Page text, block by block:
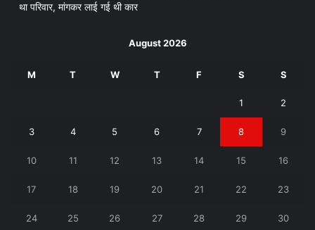
था परिवार, मांगकर लाई गई थी कार
August 2026
M T W T F S S
1 2
3 4 5 6 7 8 9
10 11 12 13 14 15 16
17 18 19 20 21 22 23
24 25 26 27 28 29 30